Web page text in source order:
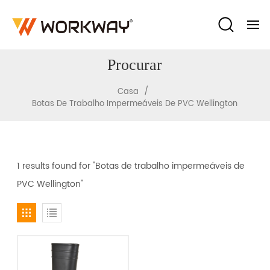
Procurar
Casa /
Botas De Trabalho Impermeáveis De PVC Wellington
1 results found for "Botas de trabalho impermeáveis de
PVC Wellington"